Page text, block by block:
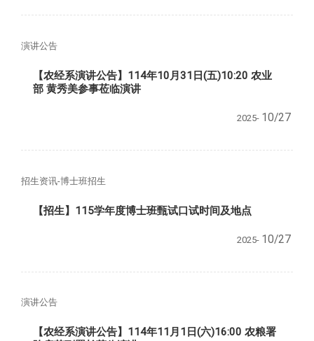
演讲公告
【农经系演讲公告】114年10月31日(五)10:20 农业
部 黄秀美参事莅临演讲
2025- 10/27
招生资讯-博士班招生
【招生】115学年度博士班甄试口试时间及地点
2025- 10/27
演讲公告
【农经系演讲公告】114年11月1日(六)16:00 农粮署